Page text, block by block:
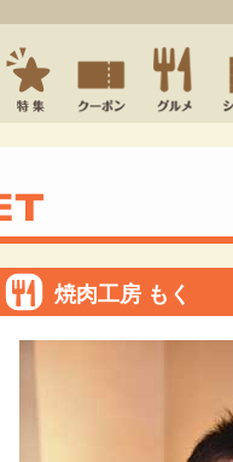
焼肉工房 もく